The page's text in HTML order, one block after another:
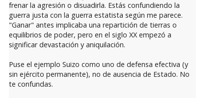
frenar la agresión o disuadirla. Estás confundiendo la
guerra justa con la guerra estatista según me parece.
"Ganar" antes implicaba una repartición de tierras o
equilibrios de poder, pero en el siglo XX empezó a
significar devastación y aniquilación.
Puse el ejemplo Suizo como uno de defensa efectiva (y
sin ejército permanente), no de ausencia de Estado. No
te confundas.